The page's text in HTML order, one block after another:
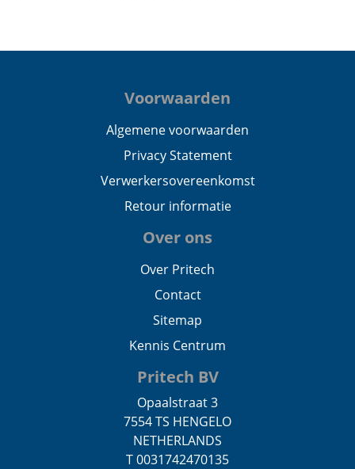
Voorwaarden
Algemene voorwaarden
Privacy Statement
Verwerkersovereenkomst
Retour informatie
Over ons
Over Pritech
Contact
Sitemap
Kennis Centrum
Pritech BV
Opaalstraat 3
7554 TS HENGELO
NETHERLANDS
T 0031742470135